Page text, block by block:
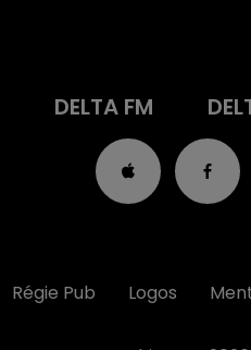
DELTA FM
Régie Pub Logos